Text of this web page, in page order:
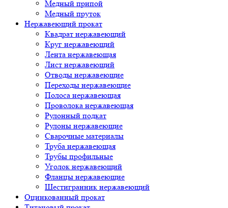
Медный припой
Медный пруток
Нержавеющий прокат
Квадрат нержавеющий
Круг нержавеющий
Лента нержавеющая
Лист нержавеющий
Отводы нержавеющие
Переходы нержавеющие
Полоса нержавеющая
Проволока нержавеющая
Рулонный подкат
Рулоны нержавеющие
Сварочные материалы
Труба нержавеющая
Трубы профильные
Уголок нержавеющий
Фланцы нержавеющие
Шестигранник нержавеющий
Оцинкованный прокат